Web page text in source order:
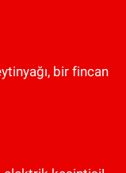
bir fincan